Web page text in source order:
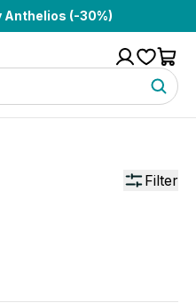
Anthelios (-30%)
Filter